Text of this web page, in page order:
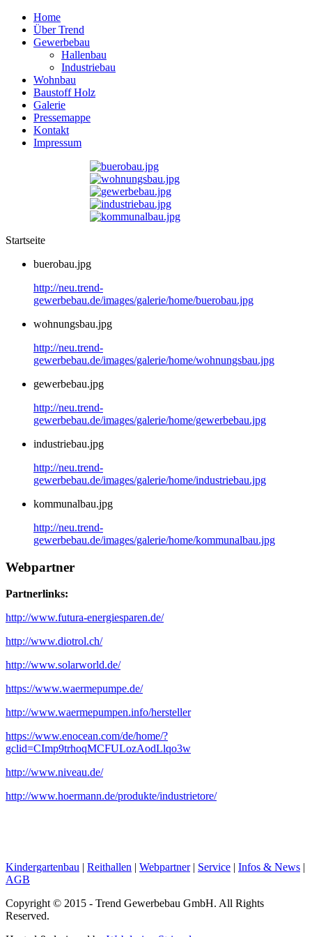
Home
Über Trend
Gewerbebau
Hallenbau
Industriebau
Wohnbau
Baustoff Holz
Galerie
Pressemappe
Kontakt
Impressum
Startseite
buerobau.jpg
http://neu.trend-
gewerbebau.de/images/galerie/home/buerobau.jpg
wohnungsbau.jpg
http://neu.trend-
gewerbebau.de/images/galerie/home/wohnungsbau.jpg
gewerbebau.jpg
http://neu.trend-
gewerbebau.de/images/galerie/home/gewerbebau.jpg
industriebau.jpg
http://neu.trend-
gewerbebau.de/images/galerie/home/industriebau.jpg
kommunalbau.jpg
http://neu.trend-
gewerbebau.de/images/galerie/home/kommunalbau.jpg
Webpartner
Partnerlinks:
http://www.futura-energiesparen.de/
http://www.diotrol.ch/
http://www.solarworld.de/
https://www.waermepumpe.de/
http://www.waermepumpen.info/hersteller
https://www.enocean.com/de/home/?
gclid=CImp9trhoqMCFULozAodLlqo3w
http://www.niveau.de/
http://www.hoermann.de/produkte/industrietore/
Kindergartenbau | Reithallen | Webpartner| Service | Infos & News |
AGB
Copyright © 2015 - Trend Gewerbebau GmbH. All Rights
Reserved.